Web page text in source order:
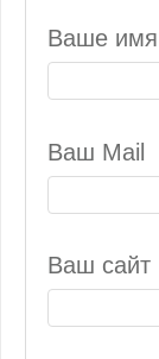
Ваше имя
Ваш Mail
Ваш сайт